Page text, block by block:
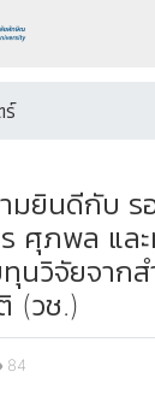
ร์
มยินดีกับ ร
ศุภพล แล
ทุนวิจัยจาก
(วช.)
84